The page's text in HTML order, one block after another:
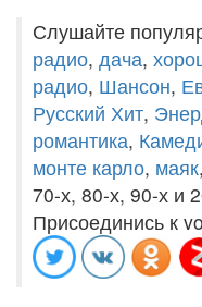
Слушайте
радио, дача,
радио, Шансон,
Русский Хит,
романтика,
монте карло, маяк,
70-х, 80-х, 90-х и
Присоединись к